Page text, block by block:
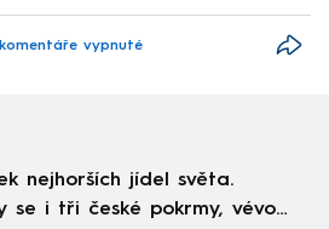
vypnuté
nejhorších jídel světa.
se i tři české pokrmy, vévodí